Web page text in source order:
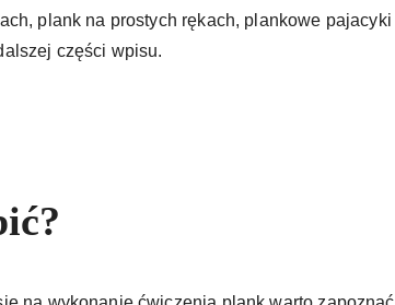
plank na prostych rękach, plankowe pajacyki
części wpisu.